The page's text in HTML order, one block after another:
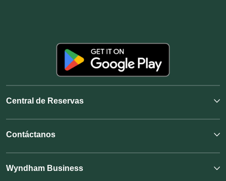
Central de Reservas
Contáctanos
Wyndham Business